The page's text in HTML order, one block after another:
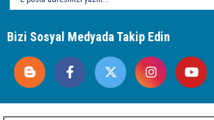
Bizi Sosyal Medyada Takip Edin